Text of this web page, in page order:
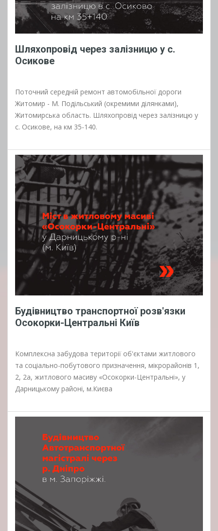
Шляхопровід через залізницю у с.
Осикове
Поточний середній ремонт автомобільної дороги
Житомир - М. Подільський (окремими ділянками),
Житомирська область. Шляхопровід через залізницю у
с. Осикове, на км 35-140.
Будівництво транспортної розв'язки
Осокорки-Центральні Київ
Комплексна забудова території об'єктами житлового
та соціально-побутового призначення, мікрорайонів 1,
2, 2а, житлового масиву «Осокорки-Центральні», у
Дарницькому районі, м.Києва